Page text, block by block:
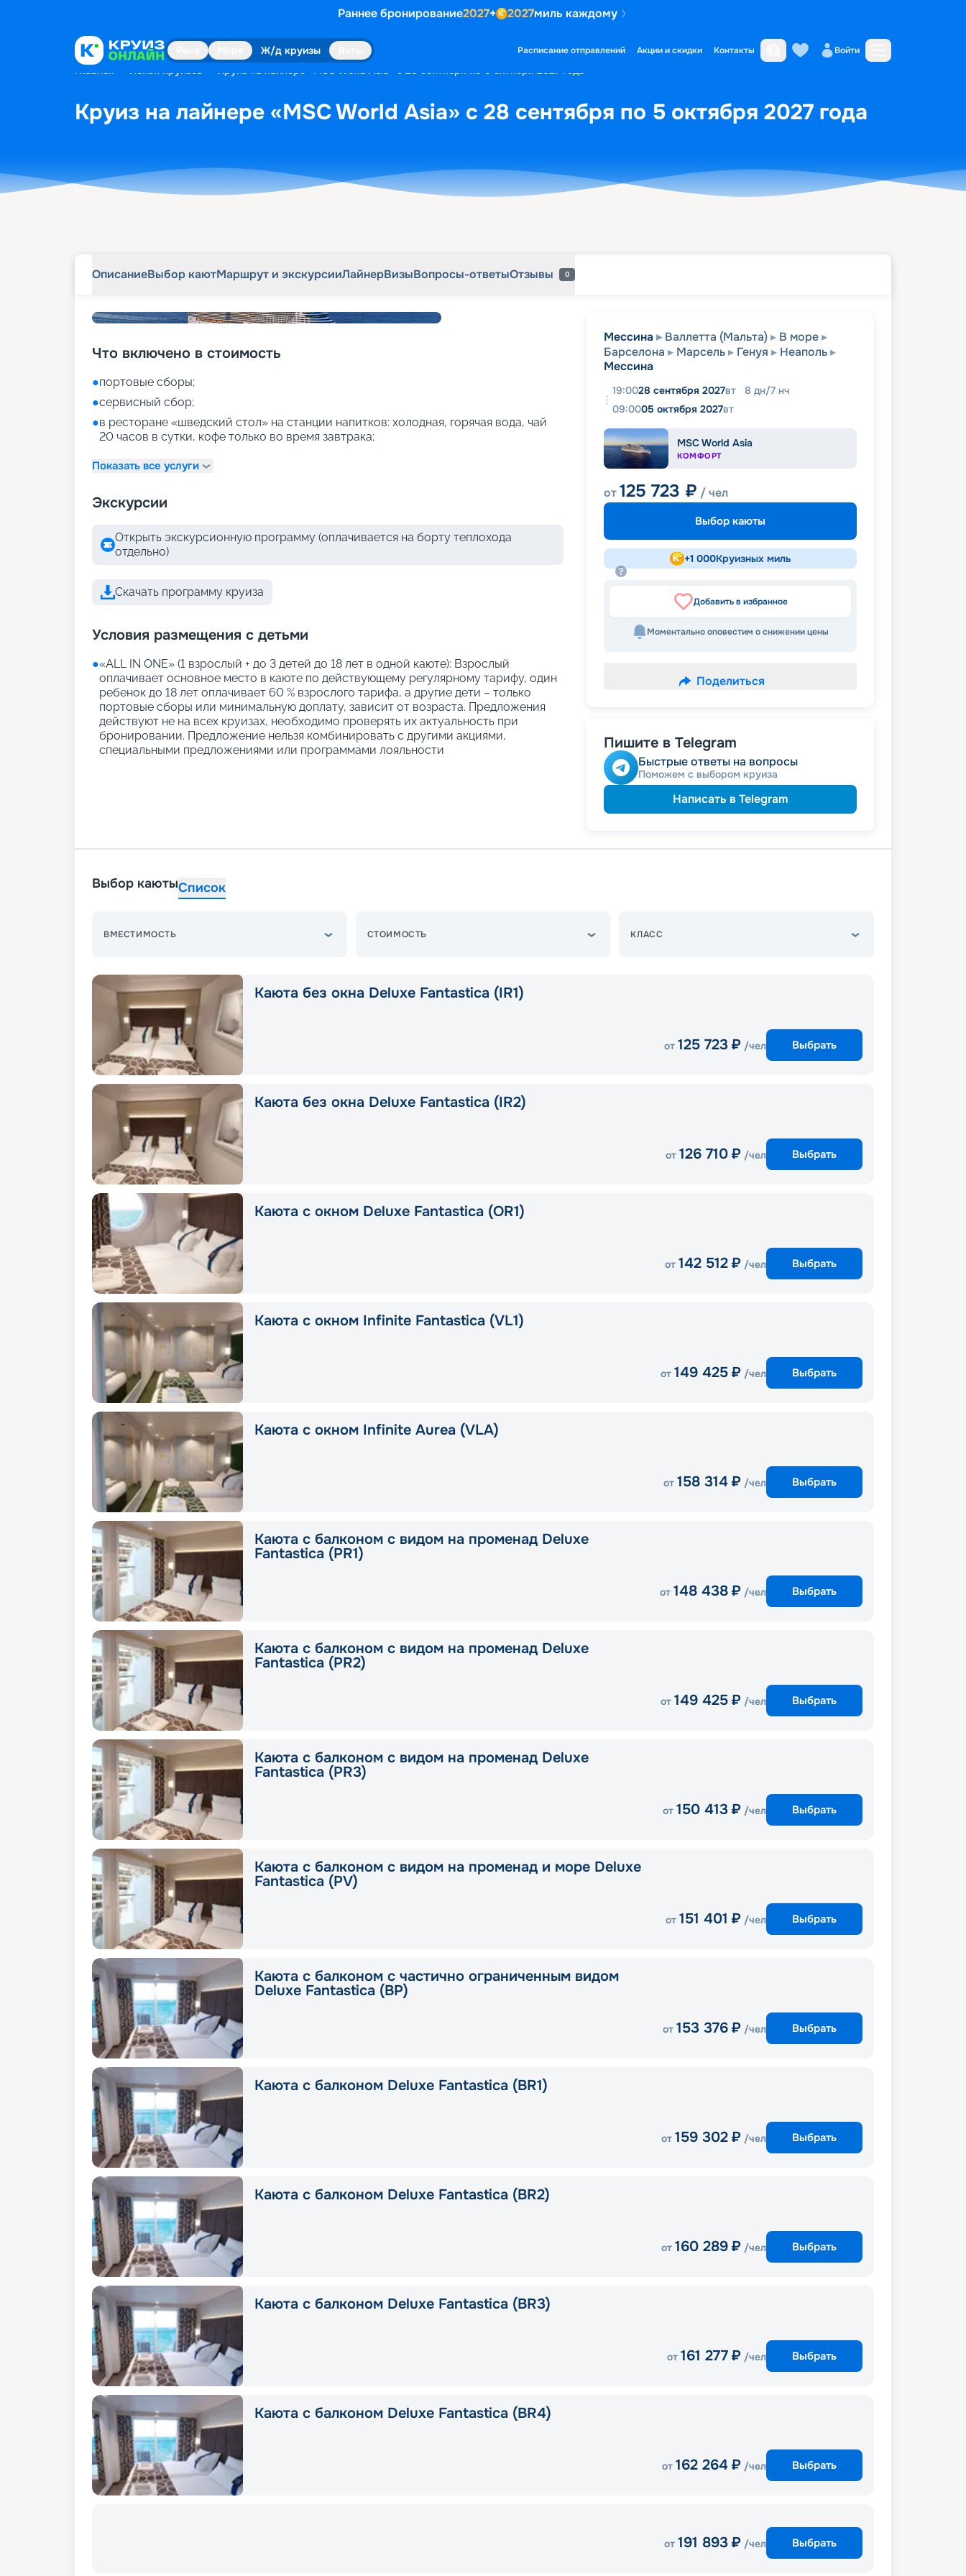
Раннее бронирование2027+ 2027миль каждому
Ж/д круизы Расписание отправлений Акции и скидки Контакты Войти
Главная Поиск круизов Круиз на лайнере «MSC World Asia» с 28 сентября по 5 октября 2027 года
Круиз на лайнере «MSC World Asia» с 28 сентября по 5 октября 2027 года
ОписаниеВыбор каютМаршрут и экскурсииЛайнерВизыВопросы-ответыОтзывы 0
Что включено в стоимость
●портовые сборы;
●сервисный сбор;
●в ресторане «шведский стол» на станции напитков: холодная, горячая вода, чай
20 часов в сутки, кофе только во время завтрака;
Показать все услуги
Экскурсии
Открыть экскурсионную программу (оплачивается на борту теплохода
отдельно)
Скачать программу круиза
Условия размещения с детьми
●«АLL IN ONE» (1 взрослый + до 3 детей до 18 лет в одной каюте): Взрослый
оплачивает основное место в каюте по действующему регулярному тарифу, один
ребенок до 18 лет оплачивает 60 % взрослого тарифа, а другие дети – только
портовые сборы или минимальную доплату, зависит от возраста. Предложения
действуют не на всех круизах, необходимо проверять их актуальность при
бронировании. Предложение нельзя комбинировать с другими акциями,
специальными предложениями или программами лояльности
Мессина Валлетта (Мальта)
В море
Барселона
Марсель Генуя
Неаполь
Мессина
19:0028 сентября 2027вт 8 дн/7 нч
09:0005 октября 2027вт
MSC World Asia
КОМФОРТ
от125 723 ₽ / чел
Выбор каюты
+1 000Круизных миль
Добавить в избранное
Моментально оповестим о снижении цены
Поделиться
Пишите в Telegram
Быстрые ответы на вопросы
Поможем с выбором круиза
Написать в Telegram
Выбор каютыСписок
ВМЕСТИМОСТЬ СТОИМОСТЬ КЛАСС
Каюта без окна Deluxe Fantastica (IR1)
от 125 723 ₽ /чел Выбрать
Каюта без окна Deluxe Fantastica (IR2)
от 126 710 ₽ /чел Выбрать
Каюта с окном Deluxe Fantastica (OR1)
от 142 512 ₽ /чел Выбрать
Каюта с окном Infinite Fantastica (VL1)
от 149 425 ₽ /чел Выбрать
Каюта с окном Infinite Aurea (VLA)
от 158 314 ₽ /чел Выбрать
Каюта с балконом с видом на променад Deluxe
Fantastica (PR1)
от 148 438 ₽ /чел Выбрать
Каюта с балконом с видом на променад Deluxe
Fantastica (PR2)
от 149 425 ₽ /чел Выбрать
Каюта с балконом с видом на променад Deluxe
Fantastica (PR3)
от 150 413 ₽ /чел Выбрать
Каюта с балконом с видом на променад и море Deluxe
Fantastica (PV)
от 151 401 ₽ /чел Выбрать
Каюта с балконом с частично ограниченным видом
Deluxe Fantastica (BP)
от 153 376 ₽ /чел Выбрать
Каюта с балконом Deluxe Fantastica (BR1)
от 159 302 ₽ /чел Выбрать
Каюта с балконом Deluxe Fantastica (BR2)
от 160 289 ₽ /чел Выбрать
Каюта с балконом Deluxe Fantastica (BR3)
от 161 277 ₽ /чел Выбрать
Каюта с балконом Deluxe Fantastica (BR4)
от 162 264 ₽ /чел Выбрать
от 191 893 ₽ /чел Выбрать